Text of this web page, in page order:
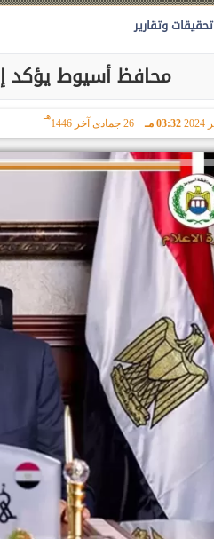
تحقيقات وتقارير
محافظ أسيوط يؤكد
03:32 مـ 26 جمادى آخر 1446
هـ